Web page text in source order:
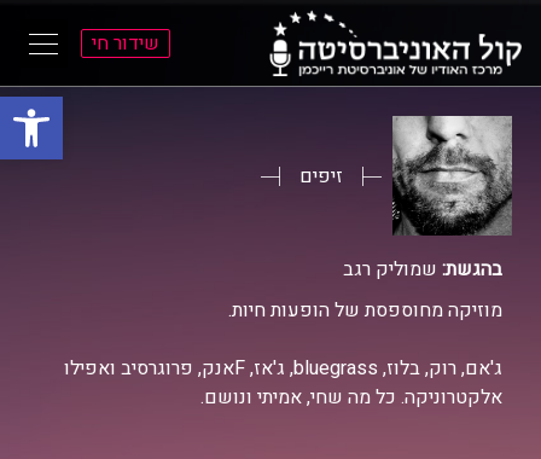
פתח
התפריט
הראשי
התוכן
הראשי
שידור חי
זיפים
בהגשת: שמוליק רגב
מוזיקה מחוספסת של הופעות חיות.
ג'אם, רוק, בלוז, bluegrass, ג'אז, Fאנק, פרוגרסיב ואפילו
אלקטרוניקה. כל מה שחי, אמיתי ונושם.